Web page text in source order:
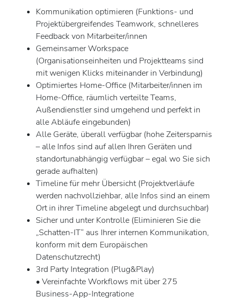
Kommunikation optimieren (Funktions- und
Projektübergreifendes Teamwork, schnelleres
Feedback von Mitarbeiter/innen
Gemeinsamer Workspace
(Organisationseinheiten und Projektteams sind
mit wenigen Klicks miteinander in Verbindung)
Optimiertes Home-Office (Mitarbeiter/innen im
Home-Office, räumlich verteilte Teams,
Außendienstler sind umgehend und perfekt in
alle Abläufe eingebunden)
Alle Geräte, überall verfügbar (hohe Zeitersparnis
– alle Infos sind auf allen Ihren Geräten und
standortunabhängig verfügbar – egal wo Sie sich
gerade aufhalten)
Timeline für mehr Übersicht (Projektverläufe
werden nachvollziehbar, alle Infos sind an einem
Ort in ihrer Timeline abgelegt und durchsuchbar)
Sicher und unter Kontrolle (Eliminieren Sie die
„Schatten-IT“ aus Ihrer internen Kommunikation,
konform mit dem Europäischen
Datenschutzrecht)
3rd Party Integration (Plug&Play)
• Vereinfachte Workflows mit über 275
Business-App-Integratione